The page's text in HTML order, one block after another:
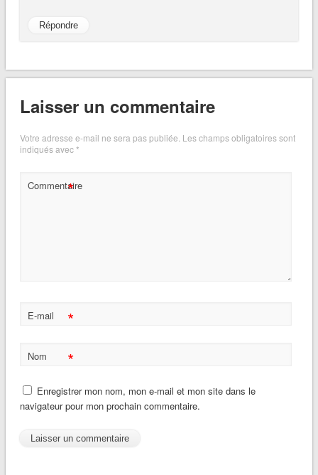
Répondre
Laisser un commentaire
Votre adresse e-mail ne sera pas publiée. Les champs obligatoires sont
indiqués avec*
Commentaire
*
E-mail *
Nom *
Enregistrer mon nom, mon e-mail et mon site dans le
navigateur pour mon prochain commentaire.